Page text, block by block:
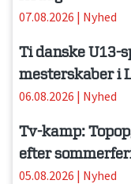
07.08.2026 | Nyhed
Ti danske U13-
mesterskaber i
06.08.2026 | Nyhed
Tv-kamp:
efter
05.08.2026 | Nyhed